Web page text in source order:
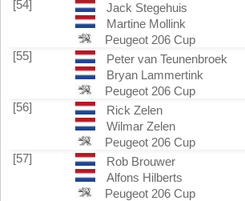
[54]
Jack Stegehuis
Martine Mollink
Peugeot 206 Cup
[55]
Peter van Teunenbroek
Bryan Lammertink
Peugeot 206 Cup
[56]
Rick Zelen
Wilmar Zelen
Peugeot 206 Cup
[57]
Rob Brouwer
Alfons Hilberts
Peugeot 206 Cup